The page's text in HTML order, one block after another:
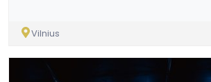
Vilnius